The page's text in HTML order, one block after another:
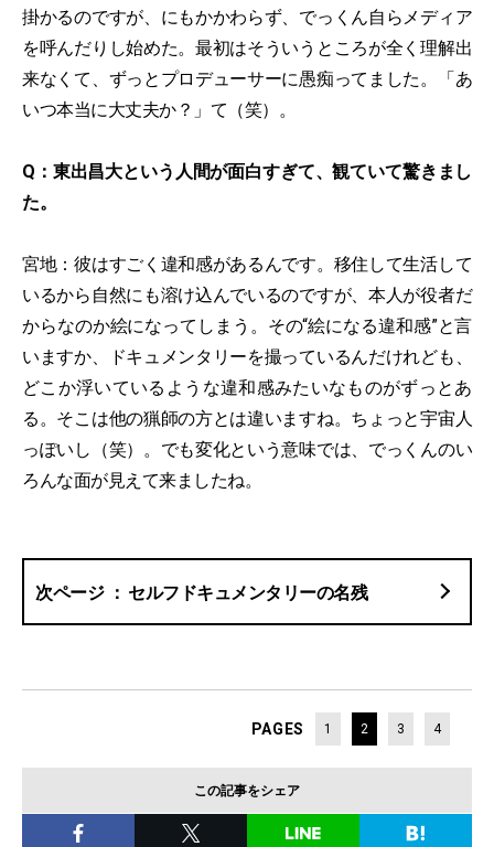
掛かるのですが、にもかかわらず、でっくん自らメディア
を呼んだりし始めた。最初はそういうところが全く理解出
来なくて、ずっとプロデューサーに愚痴ってました。「あ
いつ本当に大丈夫か？」て（笑）。
Q：東出昌大という人間が面白すぎて、観ていて驚きまし
た。
宮地：彼はすごく違和感があるんです。移住して生活して
いるから自然にも溶け込んでいるのですが、本人が役者だ
からなのか絵になってしまう。その“絵になる違和感”と言
いますか、ドキュメンタリーを撮っているんだけれども、
どこか浮いているような違和感みたいなものがずっとあ
る。そこは他の猟師の方とは違いますね。ちょっと宇宙人
っぽいし（笑）。でも変化という意味では、でっくんのい
ろんな面が見えて来ましたね。
セルフドキュメンタリーの名残
PAGES 1 2 3 4
この記事をシェア